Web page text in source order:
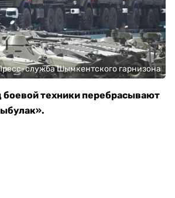
служба Шымкентского гарнизона
техники перебрасывают